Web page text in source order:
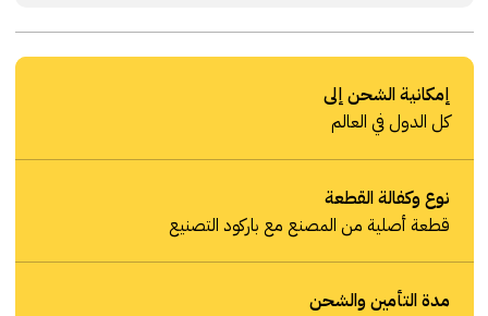
إمكانية الشحن إلى
كل الدول في العالم
نوع وكفالة القطعة
قطعة أصلية من المصنع مع باركود التصنيع
مدة التأمين والشحن